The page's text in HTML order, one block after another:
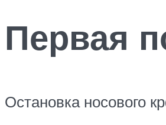
Первая
Остановка носового